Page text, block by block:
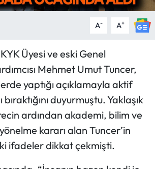
A- A+
Üyesi ve eski Genel
Mehmet Umut Tuncer,
yaptığı açıklamayla aktif
duyurmuştu. Yaklaşık
ardından akademi, bilim ve
kararı alan Tuncer’in
ifadeler dikkat çekmişti.